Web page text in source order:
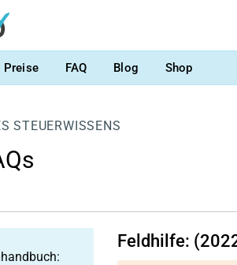
Preise FAQ Blog Shop
STEUERWISSENS
Feldhilfe: